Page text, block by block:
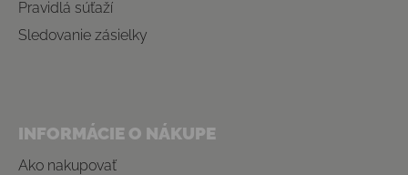
Pravidlá súťaží
Sledovanie zásielky
INFORMÁCIE O NÁKUPE
Ako nakupovať